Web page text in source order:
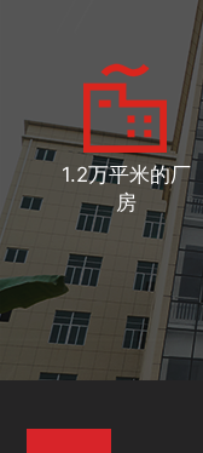
1.2万平米的厂
房